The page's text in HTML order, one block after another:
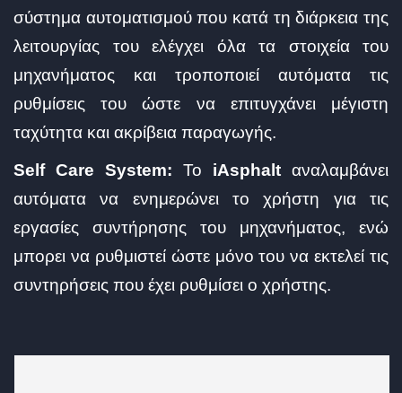
σύστημα αυτοματισμού που κατά τη διάρκεια της
λειτουργίας του ελέγχει όλα τα στοιχεία του
μηχανήματος και τροποποιεί αυτόματα τις
ρυθμίσεις του ώστε να επιτυγχάνει μέγιστη
ταχύτητα και ακρίβεια παραγωγής.
Self Care System: Το iAsphalt αναλαμβάνει
αυτόματα να ενημερώνει το χρήστη για τις
εργασίες συντήρησης του μηχανήματος, ενώ
μπορει να ρυθμιστεί ώστε μόνο του να εκτελεί τις
συντηρήσεις που έχει ρυθμίσει ο χρήστης.